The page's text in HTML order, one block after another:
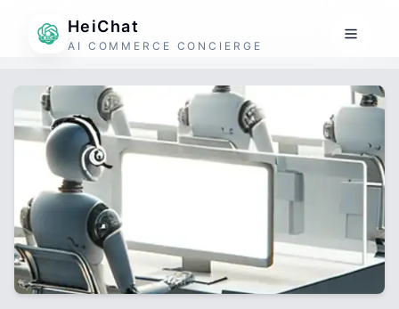
HeiChat
AI COMMERCE CONCIERGE